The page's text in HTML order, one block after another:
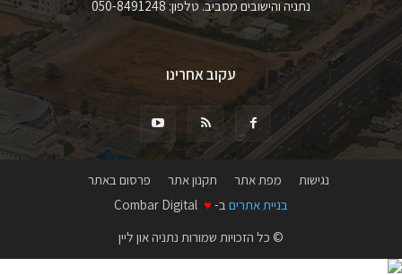
נתניה והישובים מסביב. טלפון: 050-8491248
עקוב אחרינו
נגישות מפת אתר תקנון אתר
פרסום באתר
בניית אתרים ב- ♥
© כל הזכויות שמורות נתניה און ליין